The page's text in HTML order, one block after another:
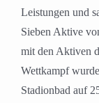
Leistungen und
Sieben Aktive
mit den Aktiven
Wettkampf
Stadionbad auf